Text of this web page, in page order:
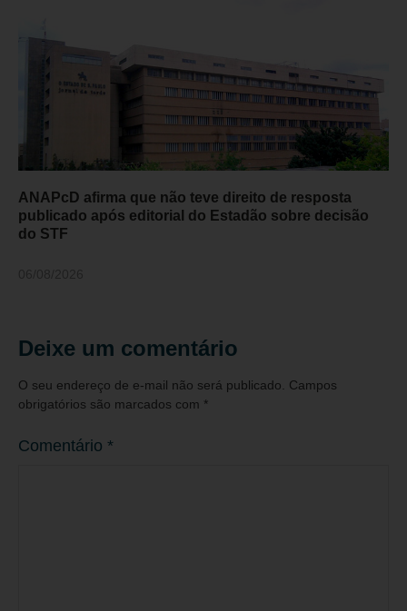
ANAPcD afirma que não teve direito de resposta
publicado após editorial do Estadão sobre decisão
do STF
Deixe um comentário
O seu endereço de e-mail não será publicado. Campos
obrigatórios são marcados com *
Comentário *